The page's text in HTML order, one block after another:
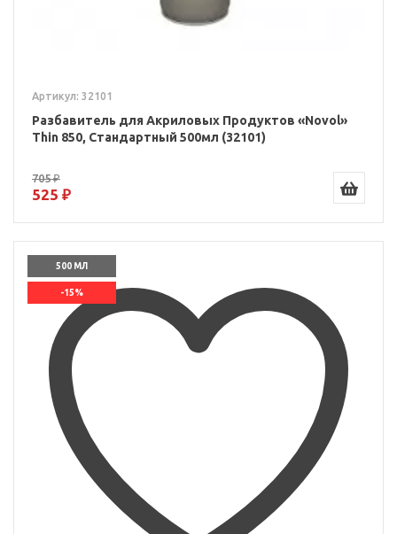
Артикул: 32101
Разбавитель для Акриловых Продуктов «Novol»
Thin 850, Стандартный 500мл (32101)
705 ₽
525 ₽
500 МЛ
-15%